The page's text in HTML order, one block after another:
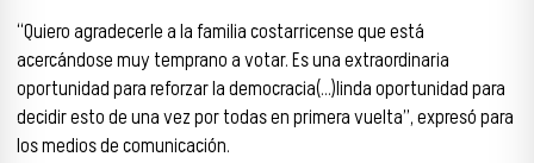
“Quiero agradecerle a la familia costarricense que está
acercándose muy temprano a votar. Es una extraordinaria
oportunidad para reforzar la democracia(…)linda oportunidad para
decidir esto de una vez por todas en primera vuelta”, expresó para
los medios de comunicación.